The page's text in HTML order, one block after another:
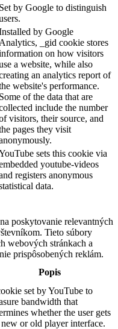
Set by Google to distinguish
by Google
Analytics, _gid cookie stores
on how visitors
a website, while also
an analytics report of
website's performance.
Some of the data that are
include the number
visitors, their source, and
pages they visit
sets this cookie via
youtube-videos
registers anonymous
data.
poskytovanie relevantných
Tieto súbory
webových stránkach a
prispôsobených reklám.
Popis
set by YouTube to
bandwidth that
whether the user gets
or old player interface.